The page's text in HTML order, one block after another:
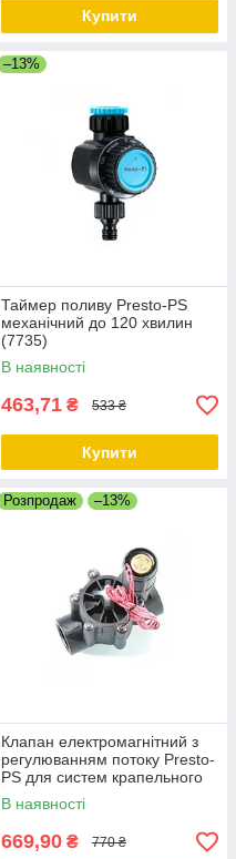
Купити
–13%
Таймер поливу Presto-PS
механічний до 120 хвилин
(7735)
В наявності
463,71 ₴ 533 ₴
Купити
Розпродаж –13%
Клапан електромагнітний з
регулюванням потоку Presto-
PS для систем крапельного
поливу (7804)
В наявності
669,90 ₴ 770 ₴